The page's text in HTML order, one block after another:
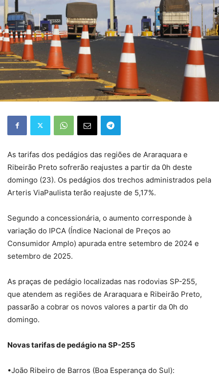
As tarifas dos pedágios das regiões de Araraquara e
Ribeirão Preto sofrerão reajustes a partir da 0h deste
domingo (23). Os pedágios dos trechos administrados pela
Arteris ViaPaulista terão reajuste de 5,17%.
Segundo a concessionária, o aumento corresponde à
variação do IPCA (Índice Nacional de Preços ao
Consumidor Amplo) apurada entre setembro de 2024 e
setembro de 2025.
As praças de pedágio localizadas nas rodovias SP-255,
que atendem as regiões de Araraquara e Ribeirão Preto,
passarão a cobrar os novos valores a partir da 0h do
domingo.
Novas tarifas de pedágio na SP-255
•João Ribeiro de Barros (Boa Esperança do Sul):